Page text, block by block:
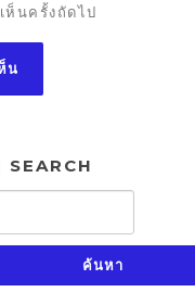
ห็นครั้งถัดไป